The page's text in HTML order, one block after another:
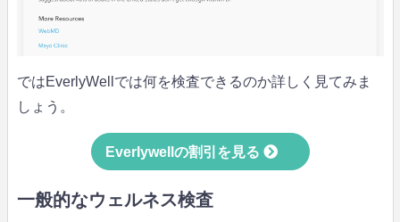
ではEverlyWellでは何を検査できるのか詳しく見てみま
しょう。
Everlywellの割引を見る
一般的なウェルネス検査